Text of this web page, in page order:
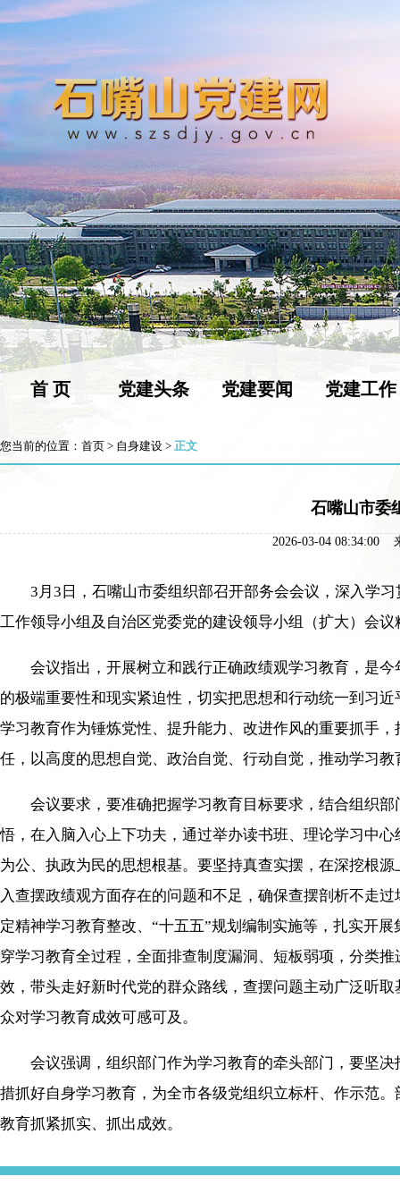
首 页 党建头条 党建要闻 党建工作
您当前的位置： 首页 > 自身建设 > 正文
石嘴山市委
2026-03-04
3月3日，石嘴山市委组织部召开部务会会议，深入学习
工作领导小组及自治区党委党的建设领导小组（扩大）会
会议指出，开展树立和践行正确政绩观学习教育，是今
的极端重要性和现实紧迫性，切实把思想和行动统一到习
学习教育作为锤炼党性、提升能力、改进作风的重要抓手
任，以高度的思想自觉、政治自觉、行动自觉，推动学习
会议要求，要准确把握学习教育目标要求，结合组织部
悟，在入脑入心上下功夫，通过举办读书班、理论学习中
为公、执政为民的思想根基。要坚持真查实摆，在深挖根
入查摆政绩观方面存在的问题和不足，确保查摆剖析不走
定精神学习教育整改、“十五五”规划编制实施等，扎实开
穿学习教育全过程，全面排查制度漏洞、短板弱项，分类
效，带头走好新时代党的群众路线，查摆问题主动广泛听
众对学习教育成效可感可及。
会议强调，组织部门作为学习教育的牵头部门，要坚决
措抓好自身学习教育，为全市各级党组织立标杆、作示范
教育抓紧抓实、抓出成效。